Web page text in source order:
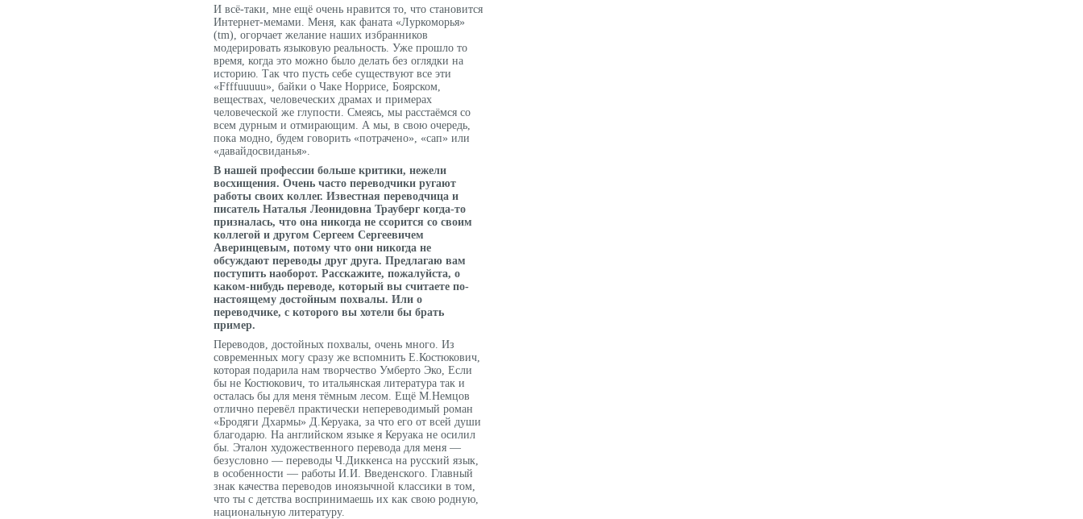
И всё-таки, мне ещё очень нравится то, что становится
Интернет-мемами. Меня, как фаната «Луркоморья»
(tm), огорчает желание наших избранников
модерировать языковую реальность. Уже прошло то
время, когда это можно было делать без оглядки на
историю. Так что пусть себе существуют все эти
«Ffffuuuuu», байки о Чаке Норрисе, Боярском,
веществах, человеческих драмах и примерах
человеческой же глупости. Смеясь, мы расстаёмся со
всем дурным и отмирающим. А мы, в свою очередь,
пока модно, будем говорить «потрачено», «сап» или
«давайдосвиданья».
В нашей профессии больше критики, нежели
восхищения. Очень часто переводчики ругают
работы своих коллег. Известная переводчица и
писатель Наталья Леонидовна Трауберг когда-то
призналась, что она никогда не ссорится со своим
коллегой и другом Сергеем Сергеевичем
Аверинцевым, потому что они никогда не
обсуждают переводы друг друга. Предлагаю вам
поступить наоборот. Расскажите, пожалуйста, о
каком-нибудь переводе, который вы считаете по-
настоящему достойным похвалы. Или о
переводчике, с которого вы хотели бы брать
пример.
Переводов, достойных похвалы, очень много. Из
современных могу сразу же вспомнить Е.Костюкович,
которая подарила нам творчество Умберто Эко, Если
бы не Костюкович, то итальянская литература так и
осталась бы для меня тёмным лесом. Ещё М.Немцов
отлично перевёл практически непереводимый роман
«Бродяги Дхармы» Д.Керуака, за что его от всей души
благодарю. На английском языке я Керуака не осилил
бы. Эталон художественного перевода для меня —
безусловно — переводы Ч.Диккенса на русский язык,
в особенности — работы И.И. Введенского. Главный
знак качества переводов иноязычной классики в том,
что ты с детства воспринимаешь их как свою родную,
национальную литературу.